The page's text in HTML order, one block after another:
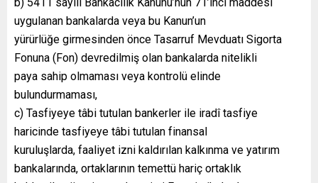
b) 5411 sayılı Bankacılık Kanunu’nun 71’inci maddesi
uygulanan bankalarda veya bu Kanun’un
yürürlüğe girmesinden önce Tasarruf Mevduatı Sigorta
Fonuna (Fon) devredilmiş olan bankalarda nitelikli
paya sahip olmaması veya kontrolü elinde
bulundurmaması,
c) Tasfiyeye tâbi tutulan bankerler ile iradî tasfiye
haricinde tasfiyeye tâbi tutulan finansal
kuruluşlarda, faaliyet izni kaldırılan kalkınma ve yatırım
bankalarında, ortaklarının temettü hariç ortaklık